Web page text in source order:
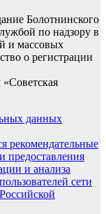
Болотнинского
по надзору в
и массовых
о регистрации
данных
рекомендательные
предоставления
и анализа
сети